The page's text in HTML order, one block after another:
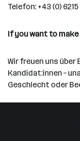
Telefon: +43 (0) 6215
If you want to make
Wir freuen uns über
Kandidat:innen –
Geschlecht oder